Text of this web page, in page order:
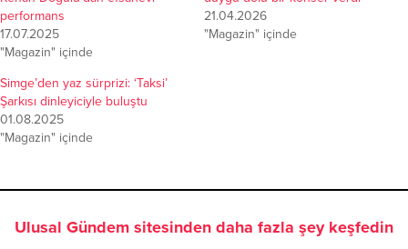
performans
17.07.2025
"Magazin" içinde
21.04.2026
"Magazin" içinde
Simge’den yaz sürprizi: ‘Taksi’
Şarkısı dinleyiciyle buluştu
01.08.2025
"Magazin" içinde
Ulusal Gündem sitesinden daha fazla şey keşfedin